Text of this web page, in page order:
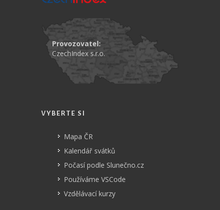
Provozovatel:
CzechIndex s.r.o.
VYBERTE SI
Mapa ČR
Kalendář svátků
Počasí podle Slunečno.cz
Používáme VSCode
Vzdělávací kurzy